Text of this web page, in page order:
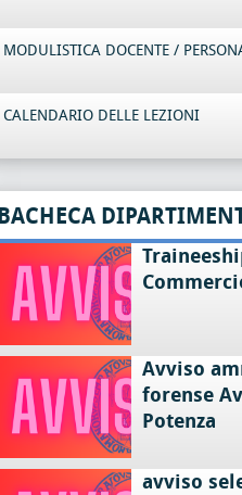
MODULISTICA DOCENTE /
CALENDARIO DELLE LEZIONI
BACHECA
Avviso
forense
Potenza
avviso